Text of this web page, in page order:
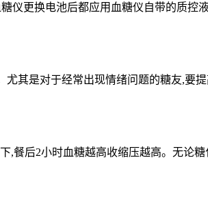
仪更换电池后都应用血糖仪自带的质控
其是对于经常出现情绪问题的糖友,要
餐后2小时血糖越高收缩压越高。无论